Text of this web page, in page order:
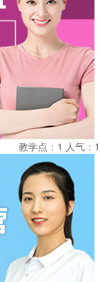
教学点：1 人气：1